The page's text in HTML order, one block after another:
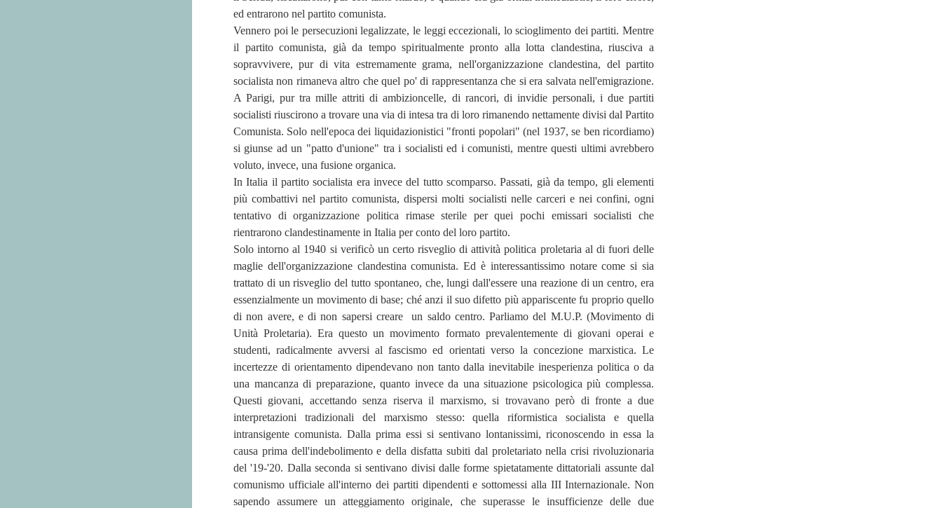
ed entrarono nel partito comunista.
Vennero poi le persecuzioni legalizzate, le leggi eccezionali, lo scioglimento dei partiti. Mentre
il partito comunista, già da tempo spiritualmente pronto alla lotta clandestina, riusciva a
sopravvivere, pur di vita estremamente grama, nell'organizzazione clandestina, del partito
socialista non rimaneva altro che quel po' di rappresentanza che si era salvata nell'emigrazione.
A Parigi, pur tra mille attriti di ambizioncelle, di rancori, di invidie personali, i due partiti
socialisti riuscirono a trovare una via di intesa tra di loro rimanendo nettamente divisi dal Partito
Comunista. Solo nell'epoca dei liquidazionistici "fronti popolari" (nel 1937, se ben ricordiamo)
si giunse ad un "patto d'unione" tra i socialisti ed i comunisti, mentre questi ultimi avrebbero
voluto, invece, una fusione organica.
In Italia il partito socialista era invece del tutto scomparso. Passati, già da tempo, gli elementi
più combattivi nel partito comunista, dispersi molti socialisti nelle carceri e nei confini, ogni
tentativo di organizzazione politica rimase sterile per quei pochi emissari socialisti che
rientrarono clandestinamente in Italia per conto del loro partito.
Solo intorno al 1940 si verificò un certo risveglio di attività politica proletaria al di fuori delle
maglie dell'organizzazione clandestina comunista. Ed è interessantissimo notare come si sia
trattato di un risveglio del tutto spontaneo, che, lungi dall'essere una reazione di un centro, era
essenzialmente un movimento di base; ché anzi il suo difetto più appariscente fu proprio quello
di non avere, e di non sapersi creare
un saldo centro. Parliamo del M.U.P. (Movimento di
Unità Proletaria). Era questo un movimento formato prevalentemente di giovani operai e
studenti, radicalmente avversi al fascismo ed orientati verso la concezione marxistica. Le
incertezze di orientamento dipendevano non tanto dalla inevitabile inesperienza politica o da
una mancanza di preparazione, quanto invece da una situazione psicologica più complessa.
Questi giovani, accettando senza riserva il marxismo, si trovavano però di fronte a due
interpretazioni tradizionali del marxismo stesso: quella riformistica socialista e quella
intransigente comunista. Dalla prima essi si sentivano lontanissimi, riconoscendo in essa la
causa prima dell'indebolimento e della disfatta subiti dal proletariato nella crisi rivoluzionaria
del '19-'20. Dalla seconda si sentivano divisi dalle forme spietatamente dittatoriali assunte dal
comunismo ufficiale all'interno dei partiti dipendenti e sottomessi alla III Internazionale. Non
sapendo assumere un atteggiamento originale, che superasse le insufficienze delle due